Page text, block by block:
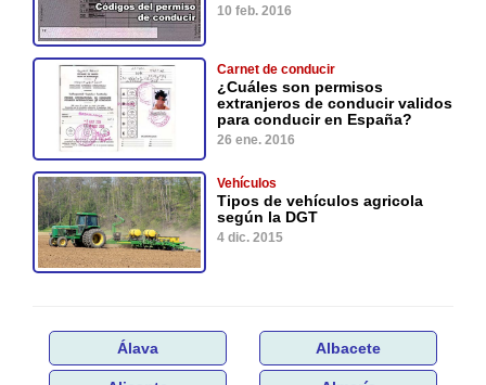
10 feb. 2016
Carnet de conducir
¿Cuáles son permisos
extranjeros de conducir validos
para conducir en España?
26 ene. 2016
Vehículos
Tipos de vehículos agricola
según la DGT
4 dic. 2015
Álava Albacete